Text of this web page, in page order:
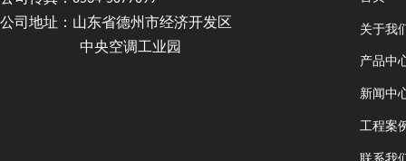
公司地址：山东省德州市经济开发区
中央空调工业园
关于我
产品中
新闻中
工程案
联系我